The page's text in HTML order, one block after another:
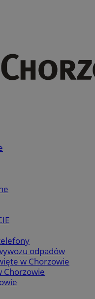
odpadów
w Chorzowie
Chorzowie